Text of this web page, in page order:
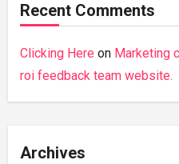
Recent Comments
Clicking Here on Marketing
roi feedback team website.
Archives